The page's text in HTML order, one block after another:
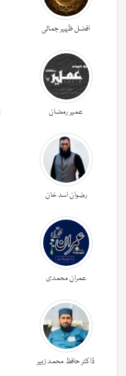
افضل ظہیر جمالی
عمیر رمضان
رضوان اسد خان
عمران محمدی
ڈاکٹر حافظ محمد زبیر